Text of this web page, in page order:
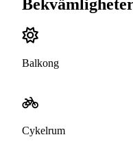
Balkong
Cykelrum